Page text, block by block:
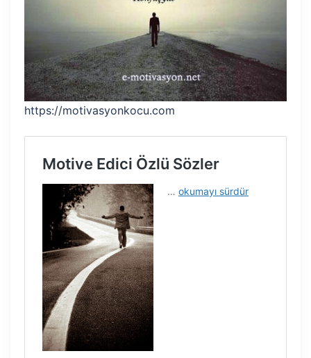
https://motivasyonkocu.com